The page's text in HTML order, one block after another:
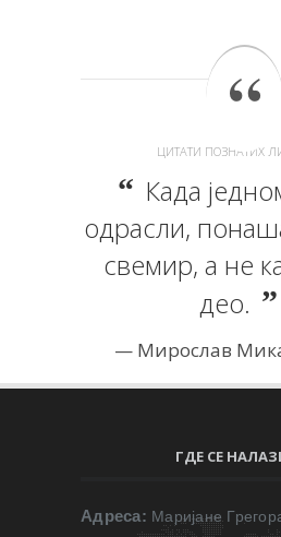
ЦИТАТИ ПОЗНАТИХ
Када
одрасли,
свемир, а не
део.
Мирослав
ГДЕ СЕ
Адреса: Маријане